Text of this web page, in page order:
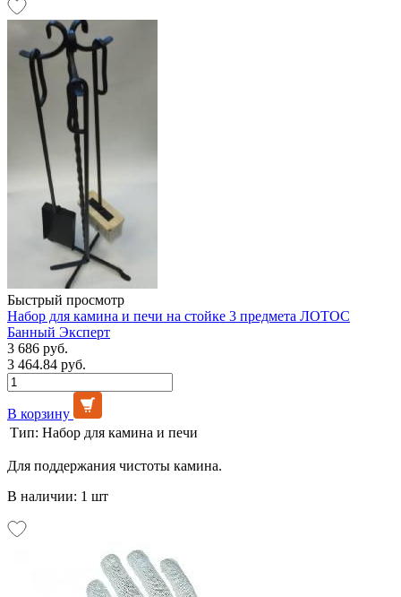
Быстрый просмотр
Набор для камина и печи на стойке 3 предмета ЛОТОС
Банный Эксперт
3 686 руб.
3 464.84 руб.
В корзину
Тип: Набор для камина и печи
Для поддержания чистоты камина.
В наличии: 1 шт